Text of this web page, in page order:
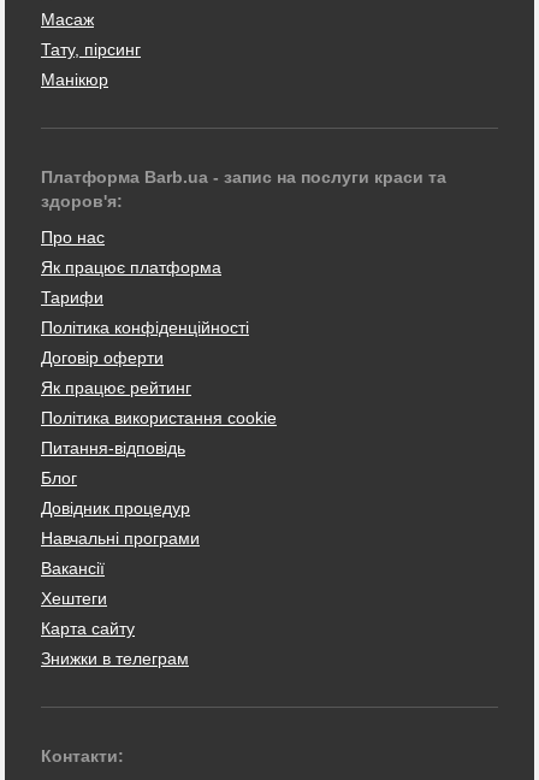
Масаж
Тату, пірсинг
Манікюр
Платформа Barb.ua - запис на послуги краси та
здоров'я:
Про нас
Як працює платформа
Тарифи
Політика конфіденційності
Договір оферти
Як працює рейтинг
Політика використання cookie
Питання-відповідь
Блог
Довідник процедур
Навчальні програми
Вакансії
Хештеги
Карта сайту
Знижки в телеграм
Контакти: